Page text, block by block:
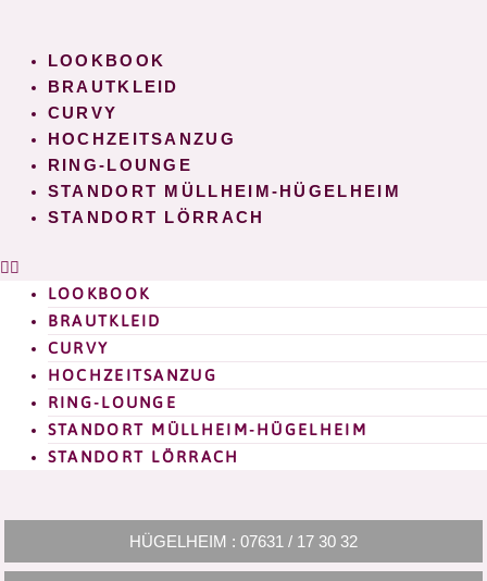
springenLOOKBOOK
BRAUTKLEID
CURVY
HOCHZEITSANZUG
RING-LOUNGE
STANDORT MÜLLHEIM-HÜGELHEIM
STANDORT LÖRRACH
LOOKBOOK
BRAUTKLEID
CURVY
HOCHZEITSANZUG
RING-LOUNGE
STANDORT MÜLLHEIM-HÜGELHEIM
STANDORT LÖRRACH
HÜGELHEIM : 07631 / 17 30 32